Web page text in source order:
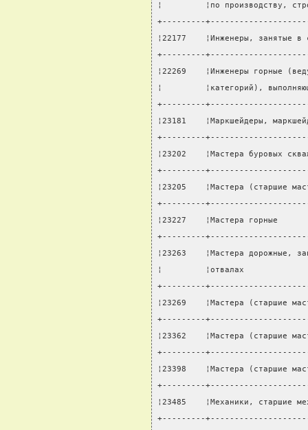
¦         ¦по производству,
+---------
¦22177    ¦Инженеры, занятые в
+---------
¦22269    ¦Инженеры горные
¦         ¦категорий),
+---------
¦23181    ¦Маркшейдеры,
+---------
¦23202    ¦Мастера
+---------
¦23205    ¦Мастера (старшие
+---------
¦23227    ¦Мастера
+---------
¦23263    ¦Мастера дорожные,
¦         ¦отвалах
+---------
¦23269    ¦Мастера
+---------
¦23362    ¦Мастера (старшие
+---------
¦23398    ¦Мастера (старшие
+---------
¦23485    ¦Механики,
+---------